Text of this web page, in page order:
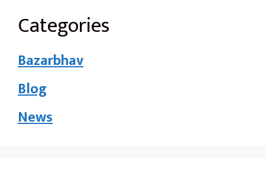
Categories
Bazarbhav
Blog
News